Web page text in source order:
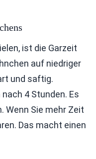
ist die Garzeit
auf niedriger
und saftig.
4 Stunden. Es
Wenn Sie mehr Zeit
Das macht einen